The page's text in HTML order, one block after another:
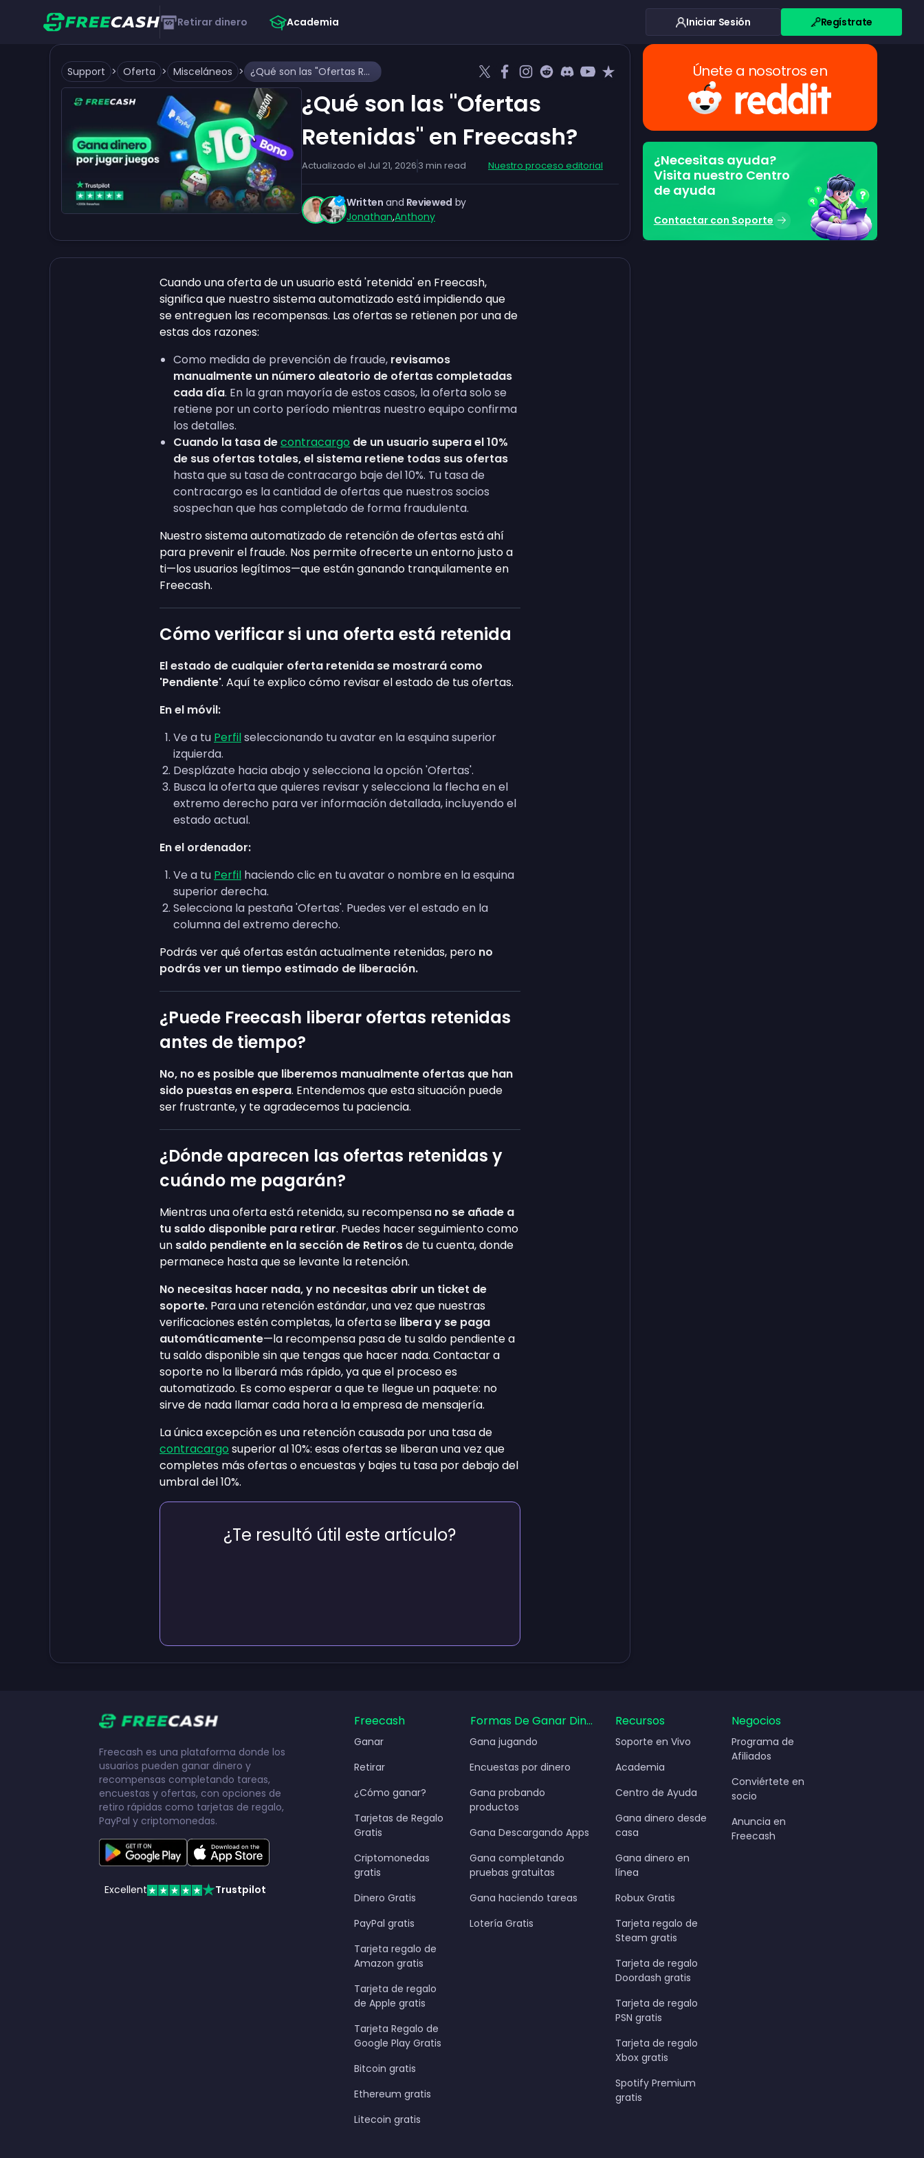
Retirar dinero Academia Iniciar Sesión Regístrate
Support > Oferta > Misceláneos > ¿Qué son las "Ofertas Retenidas" en Freecash?
¿Qué son las "Ofertas
Retenidas" en Freecash?
Actualizado el Jul 21, 2026 3 min read Nuestro proceso editorial
Written and Reviewed by
Jonathan,Anthony
Cuando una oferta de un usuario está 'retenida' en Freecash,
significa que nuestro sistema automatizado está impidiendo que
se entreguen las recompensas. Las ofertas se retienen por una de
estas dos razones:
Como medida de prevención de fraude, revisamos
manualmente un número aleatorio de ofertas completadas
cada día. En la gran mayoría de estos casos, la oferta solo se
retiene por un corto período mientras nuestro equipo confirma
los detalles.
Cuando la tasa decontracargo de un usuario supera el 10%
de sus ofertas totales, el sistema retiene todas sus ofertas
hasta que su tasa de contracargo baje del 10%. Tu tasa de
contracargo es la cantidad de ofertas que nuestros socios
sospechan que has completado de forma fraudulenta.
Nuestro sistema automatizado de retención de ofertas está ahí
para prevenir el fraude. Nos permite ofrecerte un entorno justo a
ti—los usuarios legítimos—que están ganando tranquilamente en
Freecash.
Cómo verificar si una oferta está retenida
El estado de cualquier oferta retenida se mostrará como
'Pendiente'. Aquí te explico cómo revisar el estado de tus ofertas.
En el móvil:
Ve a tu Perfilseleccionando tu avatar en la esquina superior
izquierda.
Desplázate hacia abajo y selecciona la opción 'Ofertas'.
Busca la oferta que quieres revisar y selecciona la flecha en el
extremo derecho para ver información detallada, incluyendo el
estado actual.
En el ordenador:
Ve a tu Perfil haciendo clic en tu avatar o nombre en la esquina
superior derecha.
Selecciona la pestaña 'Ofertas'. Puedes ver el estado en la
columna del extremo derecho.
Podrás ver qué ofertas están actualmente retenidas, pero no
podrás ver un tiempo estimado de liberación.
¿Puede Freecash liberar ofertas retenidas
antes de tiempo?
No, no es posible que liberemos manualmente ofertas que han
sido puestas en espera. Entendemos que esta situación puede
ser frustrante, y te agradecemos tu paciencia.
¿Dónde aparecen las ofertas retenidas y
cuándo me pagarán?
Mientras una oferta está retenida, su recompensa no se añade a
tu saldo disponible para retirar. Puedes hacer seguimiento como
un saldo pendiente en la sección de Retirosde tu cuenta, donde
permanece hasta que se levante la retención.
No necesitas hacer nada, y no necesitas abrir un ticket de
soporte. Para una retención estándar, una vez que nuestras
verificaciones estén completas, la oferta se libera y se paga
automáticamente—la recompensa pasa de tu saldo pendiente a
tu saldo disponible sin que tengas que hacer nada. Contactar a
soporte no la liberará más rápido, ya que el proceso es
automatizado. Es como esperar a que te llegue un paquete: no
sirve de nada llamar cada hora a la empresa de mensajería.
La única excepción es una retención causada por una tasa de
contracargo superior al 10%: esas ofertas se liberan una vez que
completes más ofertas o encuestas y bajes tu tasa por debajo del
umbral del 10%.
¿Te resultó útil este artículo?
Únete a nosotros en
¿Necesitas ayuda?
Visita nuestro Centro
de ayuda
Contactar con Soporte
Freecash es una plataforma donde los
usuarios pueden ganar dinero y
recompensas completando tareas,
encuestas y ofertas, con opciones de
retiro rápidas como tarjetas de regalo,
PayPal y criptomonedas.
Excellent Trustpilot
Freecash
Ganar
Retirar
¿Cómo ganar?
Tarjetas de Regalo
Gratis
Criptomonedas
gratis
Dinero Gratis
PayPal gratis
Tarjeta regalo de
Amazon gratis
Tarjeta de regalo
de Apple gratis
Tarjeta Regalo de
Google Play Gratis
Bitcoin gratis
Ethereum gratis
Litecoin gratis
Formas De Ganar Dinero
Gana jugando
Encuestas por dinero
Gana probando
productos
Gana Descargando Apps
Gana completando
pruebas gratuitas
Gana haciendo tareas
Lotería Gratis
Recursos
Soporte en Vivo
Academia
Centro de Ayuda
Gana dinero desde
casa
Gana dinero en
línea
Robux Gratis
Tarjeta regalo de
Steam gratis
Tarjeta de regalo
Doordash gratis
Tarjeta de regalo
PSN gratis
Tarjeta de regalo
Xbox gratis
Spotify Premium
gratis
Negocios
Programa de
Afiliados
Conviértete en
socio
Anuncia en
Freecash